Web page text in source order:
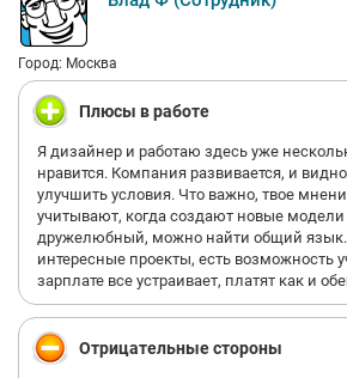
Город: Москва
Плюсы в работе
Я дизайнер и работаю здесь уже
нравится. Компания развивается, и
улучшить условия. Что важно, твое
учитывают, когда создают новые модели
дружелюбный, можно найти общий
интересные проекты, есть возможность
зарплате все устраивает, платят как и
Отрицательные стороны